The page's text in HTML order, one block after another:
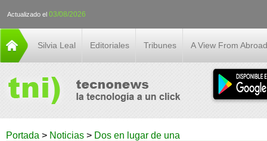
Actualizado el 03/08/2026
Silvia Leal Editoriales Tribunes A View From Abroad
Portada > Noticias > Dos en lugar de una